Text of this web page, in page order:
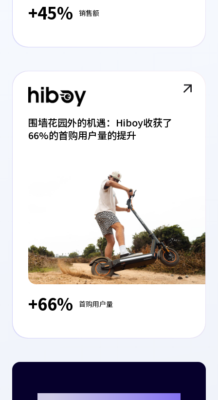
+45% 销售额
围墙花园外的机遇：Hiboy收获了
66%的首购用户量的提升
+66% 首购用户量